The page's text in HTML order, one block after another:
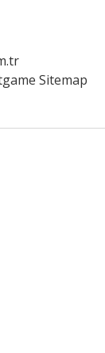
Sitemap